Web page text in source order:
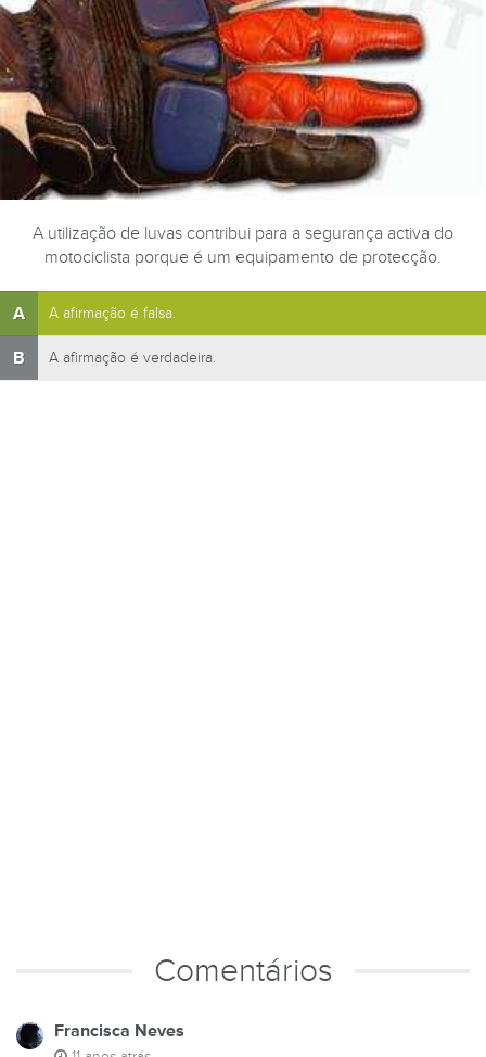
A utilização de luvas contribui para a segurança activa do
motociclista porque é um equipamento de protecção.
A A afirmação é falsa.
B A afirmação é verdadeira.
Comentários
Francisca Neves